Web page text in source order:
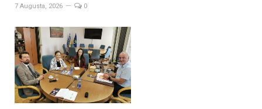
7 Augusta, 2026 0